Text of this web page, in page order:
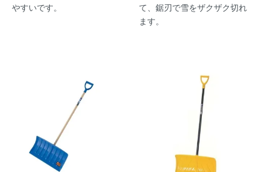
やすいです。
て、鋸刃で雪をザクザク切れ
ます。